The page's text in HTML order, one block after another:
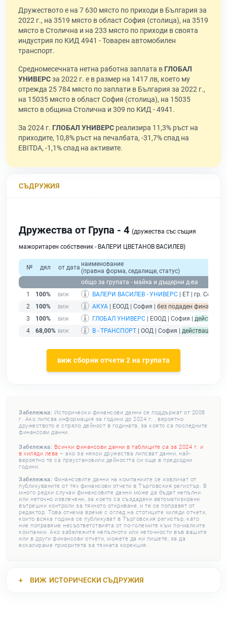
Дружеството е на 7 630 място по приходи в България за
2022 г., на 3519 място в област София (столица), на 3519
място в Столична и на 233 място по приходи в своята
индустрия по КИД 4941 - Товарен автомобилен
транспорт.
Средномесечната нетна работна заплата в ГЛОБАЛ
УНИВЕРСза 2022 г. е в размер на 1417 лв, което му
отрежда 25 784 място по заплати в България за 2022 г.,
на 15035 място в област София (столица), на 15035
място в община Столична и 309 по КИД - 4941.
За 2024 г. ГЛОБАЛ УНИВЕРС реализира 11,3% ръст на
приходите, 10,8% ръст на печалбата, -31,7% спад на
EBITDA, -1,1% спад на активите.
СЪДРУЖИЯ
Дружества от Група - 4 (дружества със същия
мажоритарен собственик - ВАЛЕРИ ЦВЕТАНОВ ВАСИЛЕВ)
№ дял от дата наименование
(правна форма, седалище, статус)
общо за групата - майка и дъщерни д-ва
1
100% ВАЛЕРИ ВАСИЛЕВ - УНИВЕРС | ЕТ | гр. София |
2
100% АКУА | ЕООД | София | без подаден финансов
3
100% ГЛОБАЛ УНИВЕРС | ЕООД | София | действащ
4
68,00% В - ТРАНСПОРТ | ООД | София | действащ
виж сборни отчети 2 на групата
Забележка: Исторически финансови данни се поддържат от 2008
г. Ако липсва информация за години до 2024 г. , вероятно
дружеството е спряло дейност в годината, за която са последните
финансови данни.
Забележка: Всички финансови данни в таблиците са за 2024 г. и
в хиляди лева – ако за някои дружества липсват данни, най-
вероятно те са преустановили дейността си още в предходни
години.
Забележка: Финансовите данни на компаниите се извличат от
публикуваните от тях финансови отчети в Търговския регистър. В
много редки случаи финансовите данни може да бъдат непълни
или неточно извлечени, за което са създадени автоматизирани
вътрешни контроли за тяхното откриване, и те се поправят от
редактор. Това отнема време с оглед на стотиците хиляди отчети,
които всяка година се публикуват в Търговския регистър, като
ние поправяме несъответствията от по-големите към по-малките
компании. Ако забележите непълноти или неточности във вашите
или в други финансови отчети, можете да ни пишете, за да
ескалираме приоритета за тяхната корекция.
ВИЖ ИСТОРИЧЕСКИ СЪДРУЖИЯ